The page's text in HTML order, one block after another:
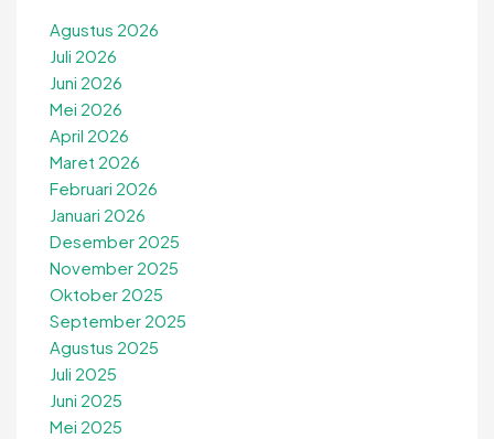
Agustus 2026
Juli 2026
Juni 2026
Mei 2026
April 2026
Maret 2026
Februari 2026
Januari 2026
Desember 2025
November 2025
Oktober 2025
September 2025
Agustus 2025
Juli 2025
Juni 2025
Mei 2025